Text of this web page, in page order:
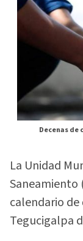
Decenas de
La Unidad
Saneamiento
calendario
Tegucigalpa